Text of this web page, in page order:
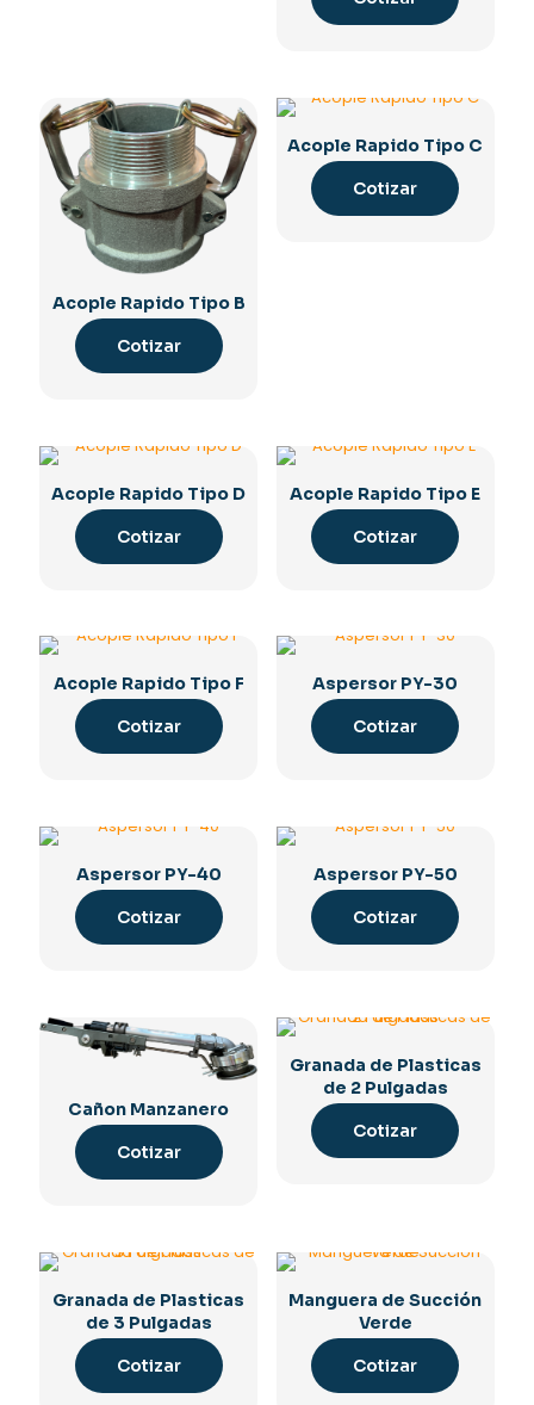
Acople Rapido Tipo B
Cotizar
Acople Rapido Tipo C
Cotizar
Acople Rapido Tipo D
Cotizar
Acople Rapido Tipo E
Cotizar
Acople Rapido Tipo F
Cotizar
Aspersor PY-30
Cotizar
Aspersor PY-40
Cotizar
Aspersor PY-50
Cotizar
Cañon Manzanero
Cotizar
Granada de Plasticas
de 2 Pulgadas
Cotizar
Granada de Plasticas
de 3 Pulgadas
Cotizar
Manguera de Succión
Verde
Cotizar